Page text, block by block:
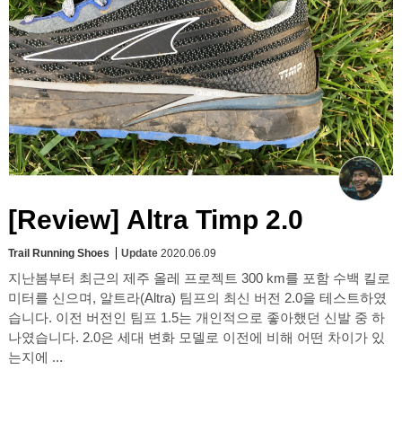
[Review] Altra Timp 2.0
Trail Running Shoes Update 2020.06.09
지난봄부터 최근의 제주 올레 프로젝트 300 km를 포함 수백 킬로
미터를 신으며, 알트라(Altra) 팀프의 최신 버전 2.0을 테스트하였
습니다. 이전 버전인 팀프 1.5는 개인적으로 좋아했던 신발 중 하
나였습니다. 2.0은 세대 변화 모델로 이전에 비해 어떤 차이가 있
는지에 ...